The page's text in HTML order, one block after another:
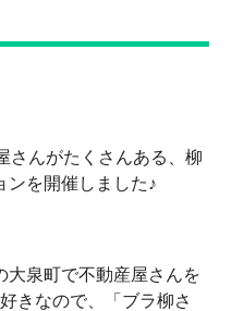
さんがたくさんある、柳
ンを開催しました♪
大泉町で不動産屋さんを
きなので、「ブラ柳さ